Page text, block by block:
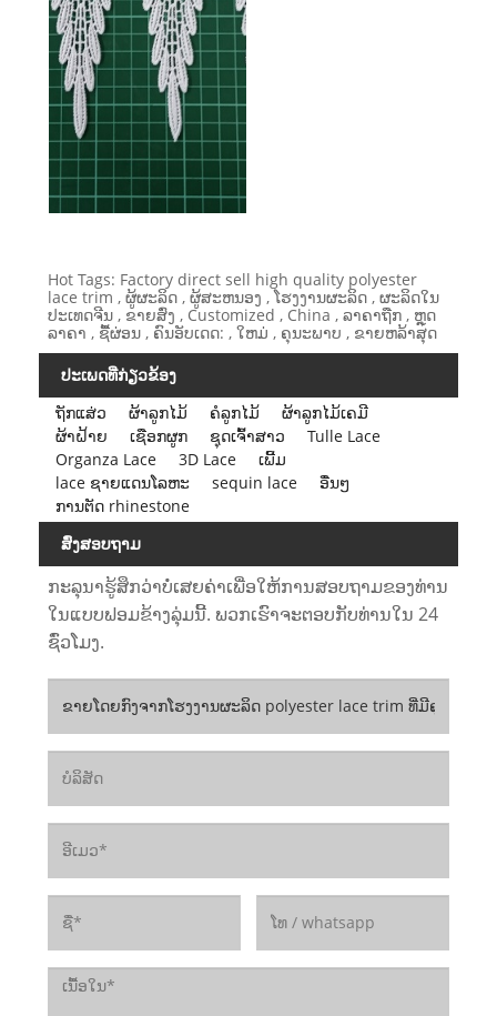
Hot Tags: Factory direct sell high quality polyester
lace trim , ຜູ້ຜະລິດ , ຜູ້ສະຫນອງ , ໂຮງງານຜະລິດ , ຜະລິດໃນ
ປະເທດຈີນ , ຂາຍສົ່ງ , Customized , China , ລາຄາຖືກ , ຫຼຸດ
ລາຄາ , ຊື້ຜ່ອນ , ຄົນອັບເດດ: , ໃຫມ່ , ຄຸນະພາບ , ຂາຍຫລ້າສຸດ
ປະເພດທີ່ກ່ຽວຂ້ອງ
ຖັກແສ່ວ
ຜ້າລູກໄມ້ ຄໍລູກໄມ້
ຜ້າລູກໄມ້ເຄມີ
ຜ້າຝ້າຍ
ເຊືອກຜູກ ຊຸດເຈົ້າສາວ
Tulle Lace
Organza Lace
3D Lace
ເພີ້ມ
lace ຊາຍແດນໂລຫະ
sequin lace
ອື່ນໆ
ການຕັດ rhinestone
ສົ່ງສອບຖາມ
ກະລຸນາຮູ້ສຶກວ່າບໍ່ເສຍຄ່າເພື່ອໃຫ້ການສອບຖາມຂອງທ່ານ
ໃນແບບຟອມຂ້າງລຸ່ມນີ້. ພວກເຮົາຈະຕອບກັບທ່ານໃນ 24
ຊົ່ວໂມງ.